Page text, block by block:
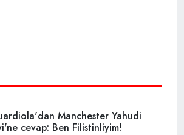
Manchester Yahudi
cevap: Ben Filistinliyim!